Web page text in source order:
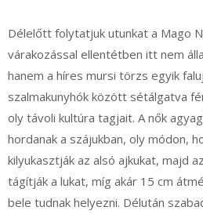
Délelőtt folytatjuk utunkat a Mago
várakozással ellentétben itt nem
hanem a híres mursi törzs egyik
szalmakunyhók között sétálgatva
oly távoli kultúra tagjait. A nők
hordanak a szájukban, oly módon,
kilyukasztják az alsó ajkukat, majd
tágítják a lukat, míg akár 15 cm
bele tudnak helyezni. Délután